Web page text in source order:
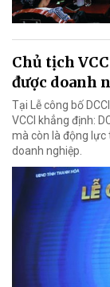
Chủ tịch
được doanh
Tại Lễ công bố
VCCI khẳng định:
mà còn là động lực
doanh nghiệp.